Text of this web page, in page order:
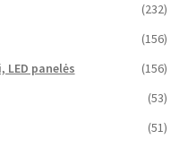
(232)
(156)
panelės
(156)
(53)
(51)